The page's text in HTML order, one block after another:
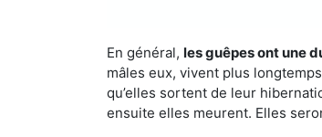
En général, les guêpes ont une
mâles eux, vivent plus
qu’elles sortent de leur
ensuite elles meurent. Elles